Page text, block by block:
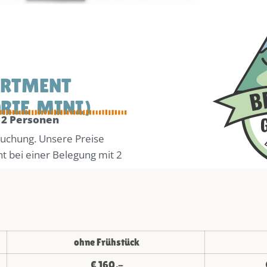
RTMENT
RIE MINI)
Personen
Unsere Preise
bei einer Belegung mit 2
ohne Frühstück
€ 160,-